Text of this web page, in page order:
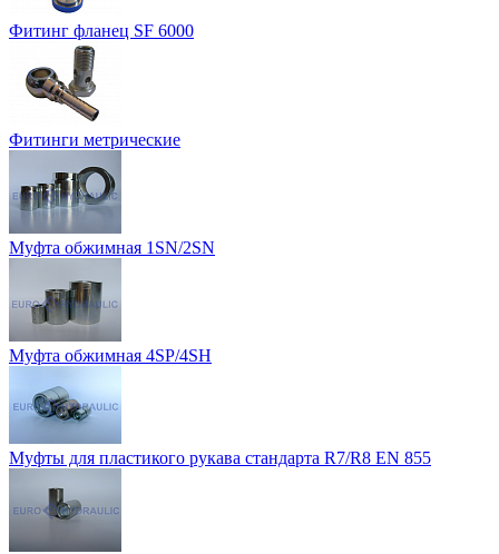
Фитинг фланец SF 6000
Фитинги метрические
Муфта обжимная 1SN/2SN
Муфта обжимная 4SP/4SH
Муфты для пластикого рукава стандарта R7/R8 EN 855